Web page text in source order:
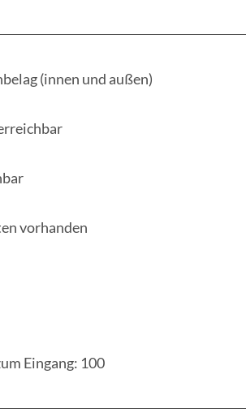
(innen und außen)
vorhanden
Eingang: 100